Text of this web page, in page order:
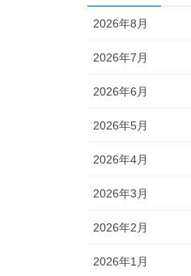
2026年8月
2026年7月
2026年6月
2026年5月
2026年4月
2026年3月
2026年2月
2026年1月